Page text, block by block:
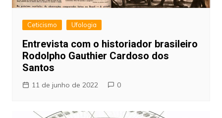
Ceticismo Ufologia
Entrevista com o historiador brasileiro
Rodolpho Gauthier Cardoso dos
Santos
11 de junho de 2022 0